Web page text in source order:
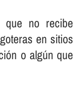
que no recibe
en sitios
o algún que